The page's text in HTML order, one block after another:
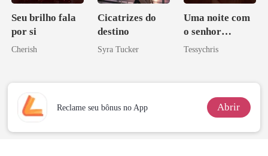
Seu brilho fala
por si
Cherish
Cicatrizes do
destino
Syra Tucker
Uma noite com
o senhor
Bilionário
Tessychris
Reclame seu bônus no App Abrir